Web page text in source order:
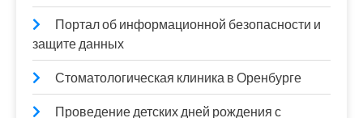
Портал об информационной безопасности и
защите данных
Стоматологическая клиника в Оренбурге
Проведение детских дней рождения с